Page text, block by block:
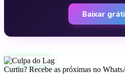
Baixar
Curtiu? Recebe as próximas no